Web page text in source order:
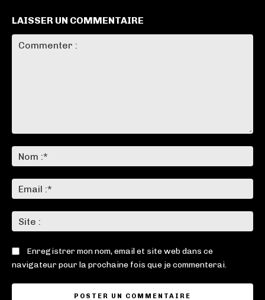
LAISSER UN COMMENTAIRE
:*
:*
:
Enregistrer mon nom, email et site web dans ce
navigateur pour la prochaine fois que je commenterai.